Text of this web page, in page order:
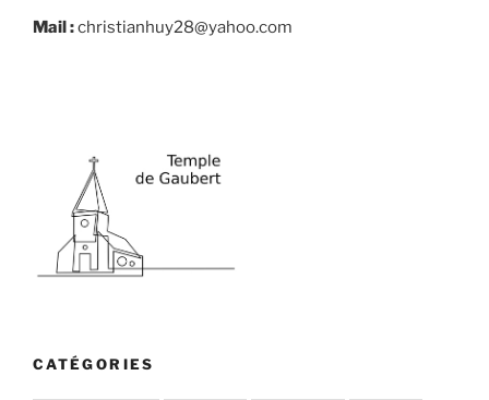
Mail :christianhuy28@yahoo.com
CATÉGORIES